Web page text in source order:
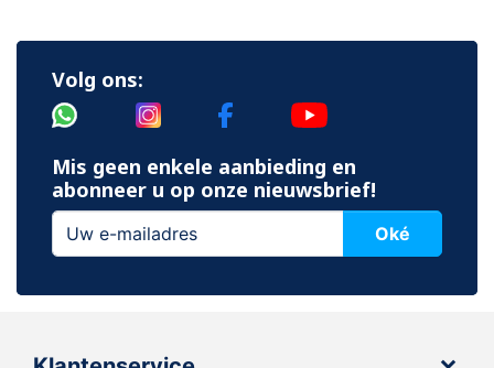
Volg ons:
Mis geen enkele aanbieding en
abonneer u op onze nieuwsbrief!
Oké